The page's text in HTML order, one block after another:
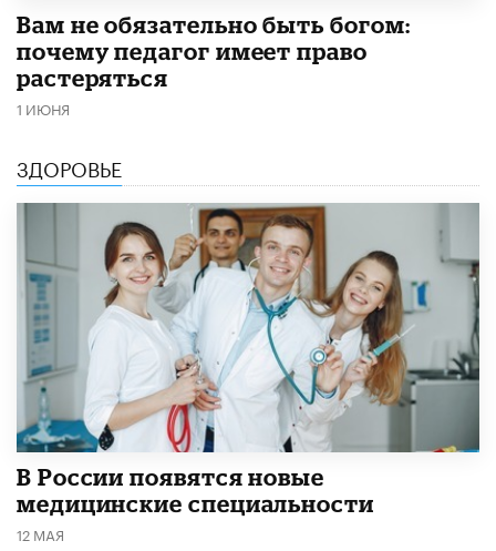
​Вам не обязательно быть богом:
почему педагог имеет право
растеряться
1 ИЮНЯ
ЗДОРОВЬЕ
В России появятся новые
медицинские специальности
12 МАЯ